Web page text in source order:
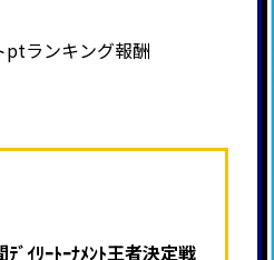
ランキング報酬
ﾃﾞｲﾘｰﾄｰﾅﾒﾝﾄ王者決定戦